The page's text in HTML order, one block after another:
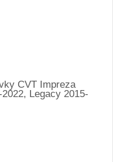
CVT Impreza
Legacy 2015-